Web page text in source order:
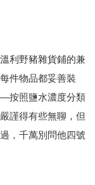
利野豬雜貨鋪的兼
件物品都妥善裝
按照鹽水濃度分類
謹得有些無聊，但
，千萬別問他四號